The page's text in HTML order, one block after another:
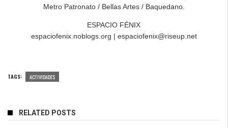
Metro Patronato / Bellas Artes / Baquedano.
ESPACIO FÉNIX
espaciofenix.noblogs.org | espaciofenix@riseup.net
TAGS: ACTIVIDADES
RELATED POSTS